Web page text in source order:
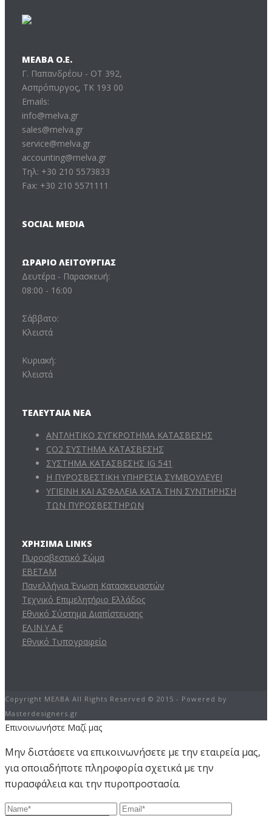
ΜΕΛΒΑ Ο.Ε.
Γ. Παπανδρέου - ΟΤ 392,
Ασπρόπυργος, ΤΚ 193 00
Emails:
info@melva.gr
sales@melva.gr
service@melva.gr
accounting@melva.gr
Τηλ: +30 210 5573833
Fax: +30 210 5571111
SOCIAL MEDIA
ΩΡΆΡΙΟ ΛΕΙΤΟΥΡΓΊΑΣ
Δευτέρα - Παρασκευή:
08:00 - 16:00
Σάββατο:
Κλειστά
Κυριακή:
Κλειστά
ΤΕΛΕΥΤΑΊΑ ΝΈΑ
ΑΝΤΛΗΤΙΚΟ ΣΥΓΚΡΟΤΗΜΑ ΚΑΤΑΣΒΕΣΗΣ
CO2 ΣΥΣΤΗΜΑ ΚΑΤΑΣΒΕΣΗΣ
ΣΥΣΤΗΜΑ ΚΑΤΑΣΒΕΣΗΣ IG 541
Η ΠΥΡΟΣΒΕΣΤΙΚΗ ΥΠΗΡΕΣΙΑ ΣΥΜΒΟΥΛΕΥΕΙ
ΥΓΙΕΙΝΗ ΚΑΙ ΑΣΦΑΛΕΙΑ ΚΑΤΑ ΤΗΝ ΣΥΝΤΗΡΗΣΗ
ΤΩΝ ΠΥΡΟΣΒΕΣΤΗΡΩΝ
ΧΡΉΣΙΜΑ LINKS
Πυροσβεστικό Σώμα
ΕΒΕΤΑΜ
Πανελλήνια Ένωση Κατασκευαστών
Τεχνικό Επιμελητήριο Ελλάδος
Εθνικό Σύστημα Διαπίστευσης
ΕΛ.ΙΝ.Υ.Α.Ε
Εθνικό Τυπογραφείο
Copyright ΜΕΛΒΑ All Rights Reserved © 2015 - Powered by
Masterdesigners.gr
Επινοινωνήστε Μαζί μας
Μην διστάσετε να επικοινωνήσετε με την εταιρεία μας,
για οποιαδήποτε πληροφορία σχετικά με την
πυρασφάλεια και την πυροπροστασία.